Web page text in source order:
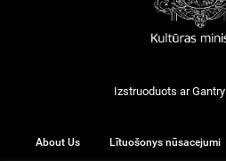
Izstruoduots arGantry
About Us Lītuošonys nūsacejumi